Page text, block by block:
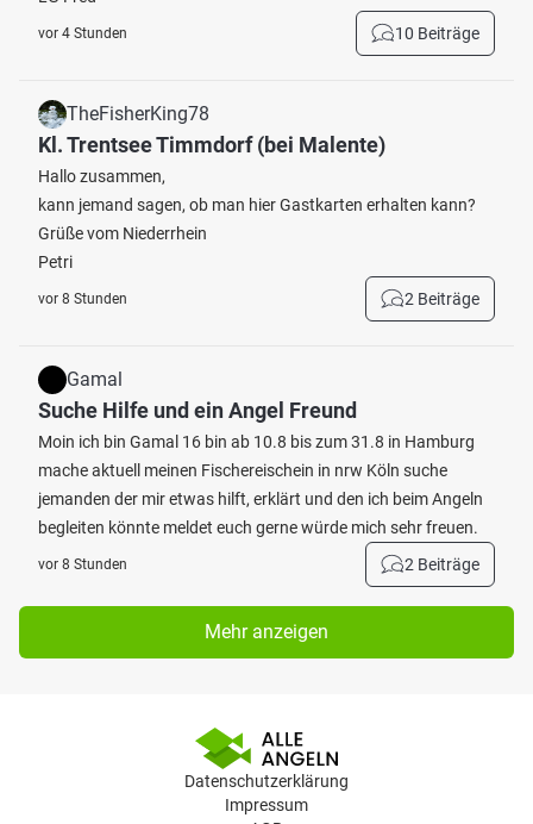
vor 4 Stunden 10 Beiträge
TheFisherKing78
Kl. Trentsee Timmdorf (bei Malente)
Hallo zusammen,
kann jemand sagen, ob man hier Gastkarten erhalten kann?
Grüße vom Niederrhein
Petri
vor 8 Stunden 2 Beiträge
Gamal
Suche Hilfe und ein Angel Freund
Moin ich bin Gamal 16 bin ab 10.8 bis zum 31.8 in Hamburg
mache aktuell meinen Fischereischein in nrw Köln suche
jemanden der mir etwas hilft, erklärt und den ich beim Angeln
begleiten könnte meldet euch gerne würde mich sehr freuen.
vor 8 Stunden 2 Beiträge
Mehr anzeigen
Datenschutzerklärung
Impressum